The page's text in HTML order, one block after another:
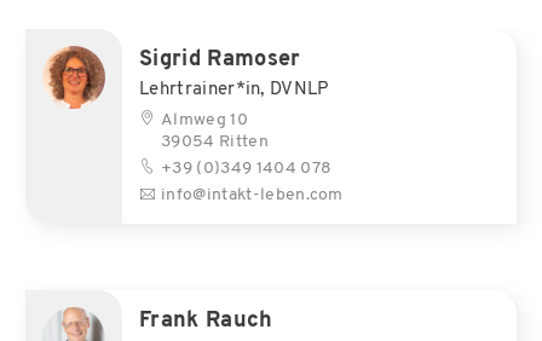
Sigrid Ramoser
Lehrtrainer*in, DVNLP
Almweg 10
39054 Ritten
+39 (0)349 1404 078
info@intakt-leben.com
Frank Rauch